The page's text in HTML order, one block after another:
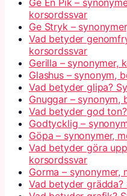
korsordssvar
Ge Stryk –
Vad betyder
korsordssvar
Gerilla – synonymer,
Glashus – synonym,
Vad betyder glipa?
Gnuggar – synonym,
Vad betyder god
Godtycklig –
Göpa – synonymer,
Vad betyder göra
korsordssvar
Gorma –
Vad betyder